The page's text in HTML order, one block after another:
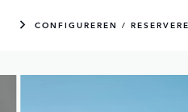
CONFIGUREREN /